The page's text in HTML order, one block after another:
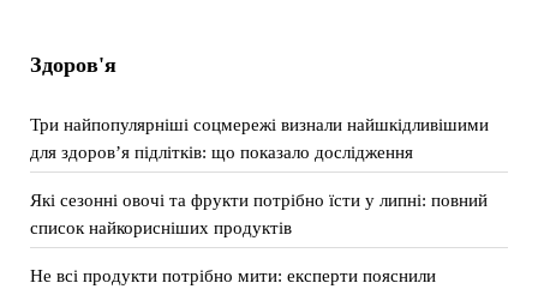
Здоров'я
Три найпопулярніші соцмережі визнали найшкідливішими
для здоров’я підлітків: що показало дослідження
Які сезонні овочі та фрукти потрібно їсти у липні: повний
список найкорисніших продуктів
Не всі продукти потрібно мити: експерти пояснили